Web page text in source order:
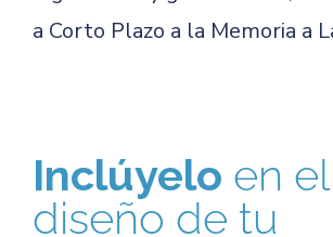
a Corto Plazo a la Memoria a
Inclúyelo en el
diseño de tu